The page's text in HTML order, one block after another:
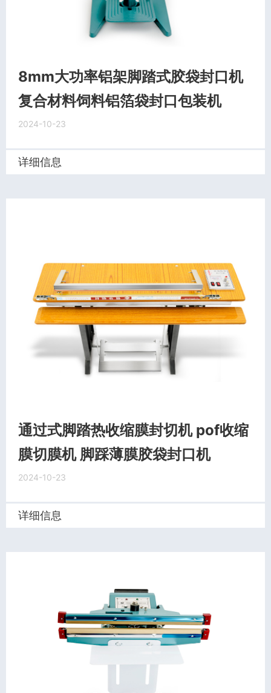
8mm大功率铝架脚踏式胶袋封口机
复合材料饲料铝箔袋封口包装机
2024-10-23
详细信息
通过式脚踏热收缩膜封切机 pof收缩
膜切膜机 脚踩薄膜胶袋封口机
2024-10-23
详细信息